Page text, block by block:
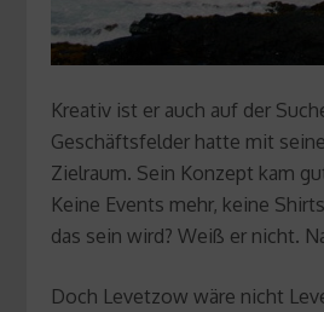
Kreativ ist er auch auf der
Geschäftsfelder hatte mit
Zielraum. Sein Konzept kam
Keine Events mehr, keine
das sein wird? Weiß er nicht.
Doch Levetzow wäre nicht